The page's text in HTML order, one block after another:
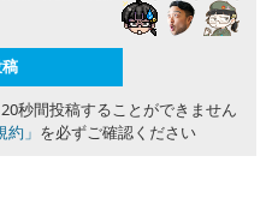
秒間投稿することができません
約」 を必ずご確認ください